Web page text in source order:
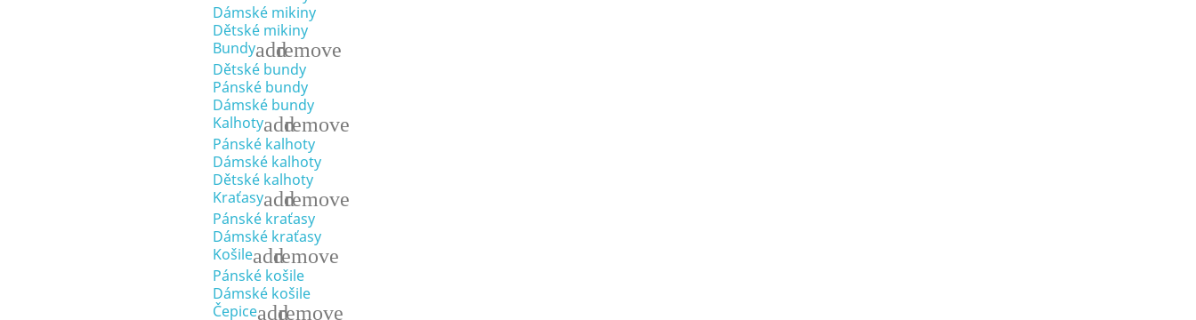
Dámské mikiny
Dětské mikiny
Bundyaddremove
Dětské bundy
Pánské bundy
Dámské bundy
Kalhotyaddremove
Pánské kalhoty
Dámské kalhoty
Dětské kalhoty
Kraťasyaddremove
Pánské kraťasy
Dámské kraťasy
Košileaddremove
Pánské košile
Dámské košile
Čepiceaddremove